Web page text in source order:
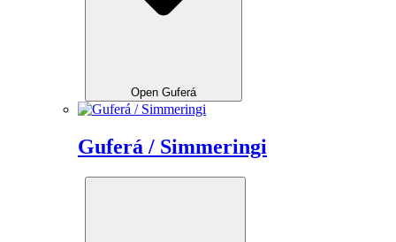
Open Guferá
Guferá / Simmeringi